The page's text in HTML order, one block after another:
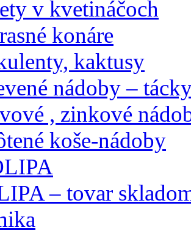
v kvetináčoch
konáre
kaktusy
nádoby –
, zinkové
koše-nádoby
– tovar